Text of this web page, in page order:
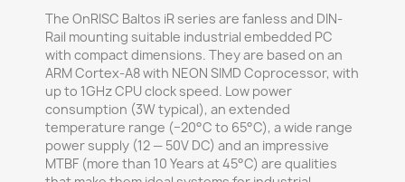
The OnRISC Baltos iR series are fanless and DIN-
Rail mounting suitable industrial embedded PC
with compact dimensions. They are based on an
ARM Cortex-A8 with NEON SIMD Coprocessor, with
up to 1GHz CPU clock speed. Low power
consumption (3W typical), an extended
temperature range (−20°C to 65°C), a wide range
power supply (12 — 50V DC) and an impressive
MTBF (more than 10 Years at 45°C) are qualities